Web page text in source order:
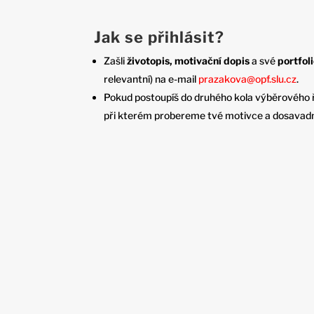
Jak se přihlásit?
Zašliživotopis, motivační dopisa své
relevantní) na e-mail prazakova@opf.slu.cz.
Pokud postoupíš do druhého kola
při kterém probereme tvé motivce a